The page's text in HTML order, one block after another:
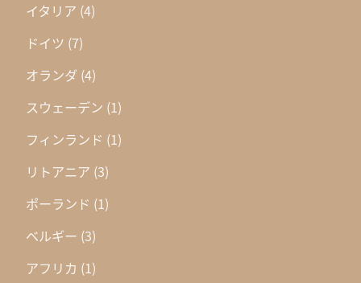
イタリア (4)
ドイツ (7)
オランダ (4)
スウェーデン (1)
フィンランド (1)
リトアニア (3)
ポーランド (1)
ベルギー (3)
アフリカ (1)